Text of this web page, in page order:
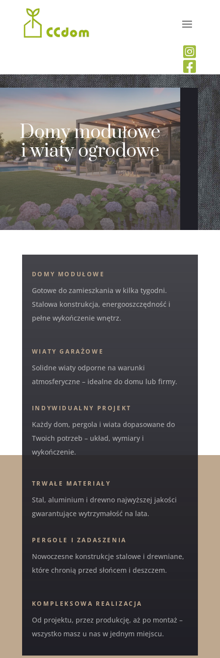


Domy modułowe
i wiaty ogrodowe
DOMY MODUŁOWE
Gotowe do zamieszkania w kilka tygodni.
Stalowa konstrukcja, energooszczędność i
pełne wykończenie wnętrz.
WIATY GARAŻOWE
Solidne wiaty odporne na warunki
atmosferyczne – idealne do domu lub firmy.
INDYWIDUALNY PROJEKT
Każdy dom, pergola i wiata dopasowane do
Twoich potrzeb – układ, wymiary i
wykończenie.
TRWAŁE MATERIAŁY
Stal, aluminium i drewno najwyższej jakości
gwarantujące wytrzymałość na lata.
PERGOLE I ZADASZENIA
Nowoczesne konstrukcje stalowe i drewniane,
które chronią przed słońcem i deszczem.
KOMPLEKSOWA REALIZACJA
Od projektu, przez produkcję, aż po montaż –
wszystko masz u nas w jednym miejscu.